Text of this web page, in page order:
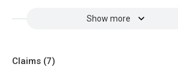
Show more
Claims (7)